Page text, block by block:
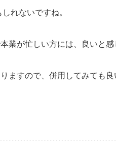
れないですね。
業が忙しい方には、良いと感
ますので、併用してみても良